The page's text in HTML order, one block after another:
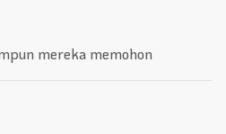
mereka memohon